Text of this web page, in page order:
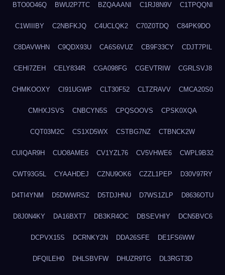
BTO0O46Q BWU2P7TC BZQAAANI C1RJ8N9V C1TPQQNI
C1WIIIBY C2NBFKJQ C4UCLQK2 C70Z0TDQ C84PK9DO
C8DAVWHN C9QDX93U CA6S6VUZ CB9F33CY CDJT7PIL
CEHI7ZEH CELY834R CGA098FG CGEVTRIW CGRLSVJ8
CHMKOOXY CI91UGWP CLT30F52 CLTZRAVV CMCA20S0
CMHXJSVS CNBCYN5S CPQSOOVS CPSK0XQA
CQT03M2C CS1XD5WX CSTBG7NZ CTBNCK2W
CUIQAR9H CUO8AME6 CV1YZL76 CV5VHWE6 CWPL9B32
CWT93G5L CYAAHDEJ CZNU9OK6 CZZL1PEP D30V97RY
D4TI4YNM D5DWWRSZ D5TDJHNU D7WS1ZLP D8636OTU
D8J0N4KY DA16BXT7 DB3KR4OC DBSEVHIY DCN5BVC6
DCPVX15S DCRNKY2N DDA26SFE DE1FS6WW
DFQILEH0 DHLSBVFW DHUZR9TG DL3RGT3D